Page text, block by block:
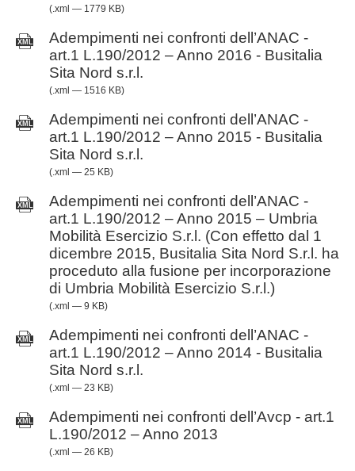
(.xml — 1779 KB)
Adempimenti nei confronti dell’ANAC -
art.1 L.190/2012 – Anno 2016 - Busitalia
Sita Nord s.r.l.
(.xml — 1516 KB)
Adempimenti nei confronti dell’ANAC -
art.1 L.190/2012 – Anno 2015 - Busitalia
Sita Nord s.r.l.
(.xml — 25 KB)
Adempimenti nei confronti dell’ANAC -
art.1 L.190/2012 – Anno 2015 – Umbria
Mobilità Esercizio S.r.l. (Con effetto dal 1
dicembre 2015, Busitalia Sita Nord S.r.l. ha
proceduto alla fusione per incorporazione
di Umbria Mobilità Esercizio S.r.l.)
(.xml — 9 KB)
Adempimenti nei confronti dell’ANAC -
art.1 L.190/2012 – Anno 2014 - Busitalia
Sita Nord s.r.l.
(.xml — 23 KB)
Adempimenti nei confronti dell’Avcp - art.1
L.190/2012 – Anno 2013
(.xml — 26 KB)